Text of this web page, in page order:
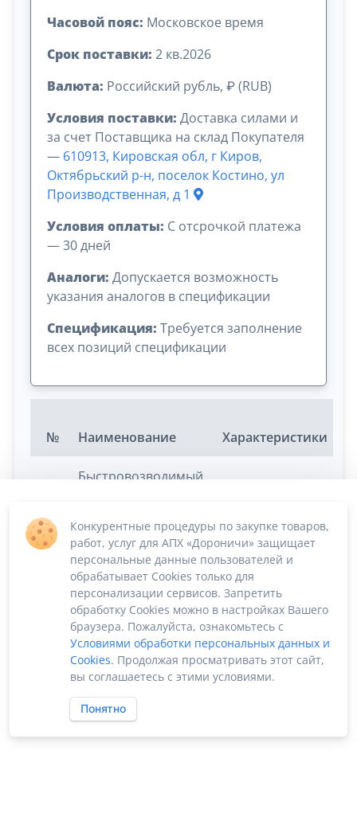
Часовой пояс: Московское время
Срок поставки: 2 кв.2026
Валюта: Российский рубль, ₽ (RUB)
Условия поставки: Доставка силами и
за счет Поставщика на склад Покупателя
— 610913, Кировская обл, г Киров,
Октябрьский р-н, поселок Костино, ул
Производственная, д 1
Условия оплаты: C отсрочкой платежа
— 30 дней
Аналоги: Допускается возможность
указания аналогов в спецификации
Спецификация: Требуется заполнение
всех позиций спецификации
№ Наименование Характеристики
1
Быстровозводимый
Однослойный
каркасно-тентовый
ангар
Д30*Ш18*В9м
смотри ТЗ
Конкурентные процедуры по закупке товаров,
работ, услуг для АПХ «Дороничи» защищает
персональные данные пользователей и
обрабатывает Cookies только для
персонализации сервисов. Запретить
обработку Cookies можно в настройках Вашего
браузера. Пожалуйста, ознакомьтесь с
Условиями обработки персональных данных и
Cookies. Продолжая просматривать этот сайт,
вы соглашаетесь с этими условиями.
Понятно